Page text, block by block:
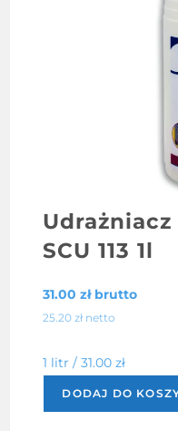
SCU 113 1l
31.00złbrutto
25.20 zł netto
1 litr / 31.00zł
DODAJ DO